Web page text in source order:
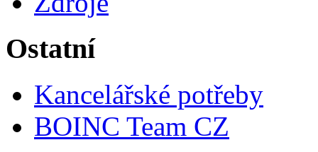
Ostatní
Kancelářské potřeby
BOINC Team CZ